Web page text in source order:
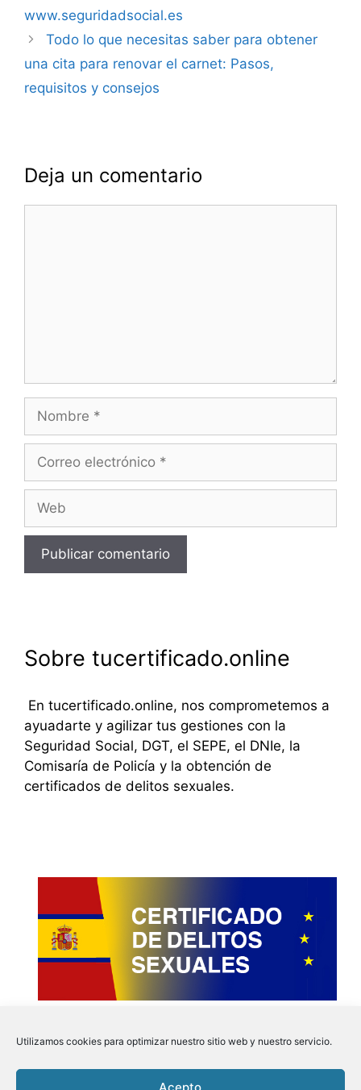
Utilizamos cookies para optimizar nuestro sitio web y nuestro servicio.
Acepto
www.seguridadsocial.es
Todo lo que necesitas saber para obtener
una cita para renovar el carnet: Pasos,
requisitos y consejos
Deja un comentario
Nombre
Correo
Web
Sobre tucertificado.online
En tucertificado.online, nos comprometemos a
ayuadarte y agilizar tus gestiones con la
Seguridad Social, DGT, el SEPE, el DNIe, la
Comisaría de Policía y la obtención de
certificados de delitos sexuales.